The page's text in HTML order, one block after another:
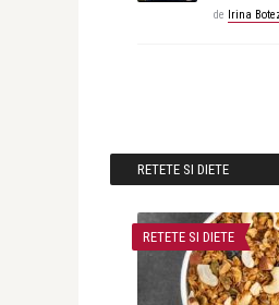
de Irina
RETETE SI DIETE
RETETE SI DIETE